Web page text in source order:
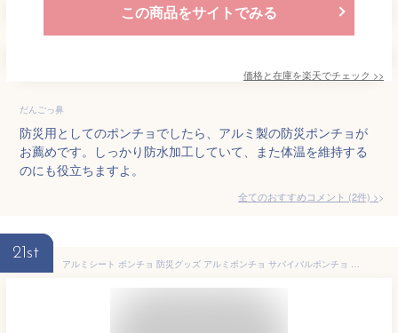
この商品をサイトでみる
価格と在庫を楽天でチェック >>
だんごっ鼻
防災用としてのポンチョでしたら、アルミ製の防災ポンチョが
お薦めです。しっかり防水加工していて、また体温を維持する
のにも役立ちますよ。
全てのおすすめコメント (2件) >
21st
アルミシート ポンチョ 防災グッズ アルミポンチョ サバイバルポンチョ 90％の体熱を保つ 防水 防風 防寒 保温 手軽 暖かい 遮熱シート 保温シート 寝袋 緊急 ブランケット 収納袋付き 災害グッズ 地震対策 災害対策 いざという時の備えに